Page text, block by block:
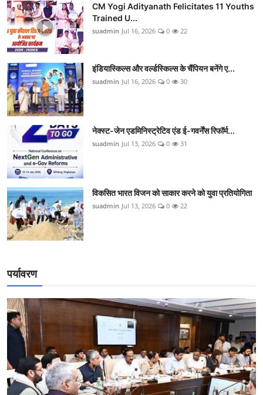
CM Yogi Adityanath Felicitates 11 Youths
Trained U...
suadmin Jul 16, 2026 0 22
इंडियास्किल्स और वर्ल्डस्किल्स के चैंपियन बनेंगे ए...
suadmin Jul 16, 2026 0 30
नेक्स्ट-जेन एडमिनिस्ट्रेटिव एंड ई-गवर्नेंस रिफॉर्म...
suadmin Jul 13, 2026 0 31
विकसित भारत विजन को साकार करने को युवा प्रतियोगिता
suadmin Jul 13, 2026 0 22
पर्यावरण